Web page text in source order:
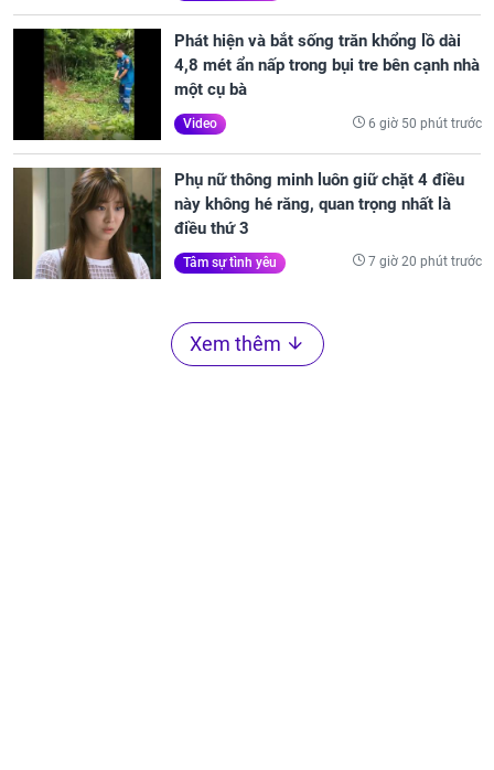
Phát hiện và bắt sống trăn khổng lồ dài
4,8 mét ẩn nấp trong bụi tre bên cạnh nhà
một cụ bà
Video 6 giờ 50 phút trước
Phụ nữ thông minh luôn giữ chặt 4 điều
này không hé răng, quan trọng nhất là
điều thứ 3
Tâm sự tình yêu 7 giờ 20 phút trước
Xem thêm